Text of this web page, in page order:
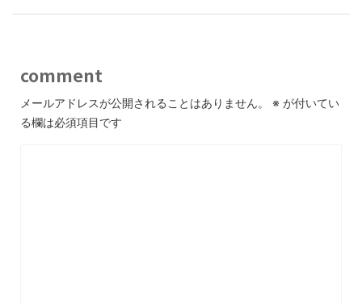
comment
メールアドレスが公開されることはありません。 ※ が付いてい
る欄は必須項目です